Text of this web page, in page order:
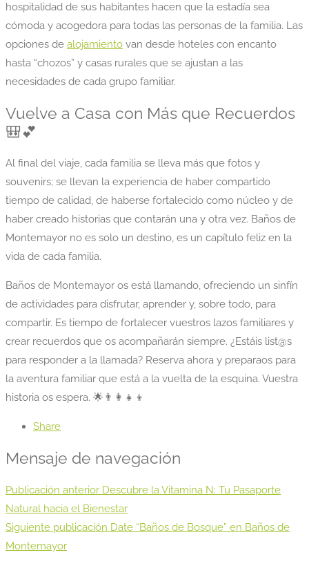
hospitalidad de sus habitantes hacen que la estadía sea
cómoda y acogedora para todas las personas de la familia. Las
opciones de alojamiento van desde hoteles con encanto
hasta “chozos” y casas rurales que se ajustan a las
necesidades de cada grupo familiar.
Vuelve a Casa con Más que Recuerdos
🎒💕
Al final del viaje, cada familia se lleva más que fotos y
souvenirs; se llevan la experiencia de haber compartido
tiempo de calidad, de haberse fortalecido como núcleo y de
haber creado historias que contarán una y otra vez. Baños de
Montemayor no es solo un destino, es un capítulo feliz en la
vida de cada familia.
Baños de Montemayor os está llamando, ofreciendo un sinfín
de actividades para disfrutar, aprender y, sobre todo, para
compartir. Es tiempo de fortalecer vuestros lazos familiares y
crear recuerdos que os acompañarán siempre. ¿Estáis list@s
para responder a la llamada? Reserva ahora y preparaos para
la aventura familiar que está a la vuelta de la esquina. Vuestra
historia os espera. 🌟👨‍👩‍👧‍👦
Share
Mensaje de navegación
Publicación anterior Descubre la Vitamina N: Tu Pasaporte
Natural hacia el Bienestar
Siguiente publicación Date “Baños de Bosque” en Baños de
Montemayor